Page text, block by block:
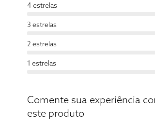
4 estrelas
3 estrelas
2 estrelas
1 estrelas
Comente sua experiência
este produto